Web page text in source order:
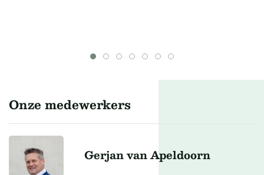
Onze medewerkers
Gerjan van Apeldoorn